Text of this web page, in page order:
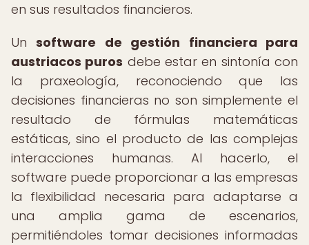
en sus resultados financieros.
Unsoftware de gestión financiera para
austriacos puros debe estar en sintonía con
la praxeología, reconociendo que las
decisiones financieras no son simplemente el
resultado de fórmulas matemáticas
estáticas, sino el producto de las complejas
interacciones humanas. Al hacerlo, el
software puede proporcionar a las empresas
la flexibilidad necesaria para adaptarse a
una amplia gama de escenarios,
permitiéndoles tomar decisiones informadas